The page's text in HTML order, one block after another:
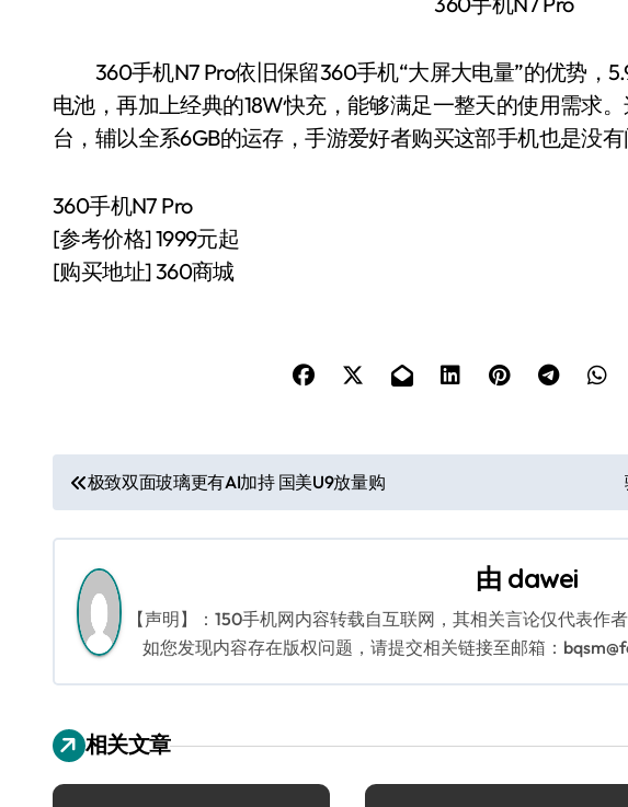
360手机N7 Pro依旧保留360手机“大屏大电量”的优势，
电池，再加上经典的18W快充，能够满足一整天的使用需求
台，辅以全系6GB的运存，手游爱好者购买这部手机也是没有
360手机N7 Pro
[参考价格] 1999元起
[购买地址] 360商城
文
章
导
航
极致双面玻璃更有AI加持 国美U9放量购
由 dawei
【声明】：150手机网内容转载自互联网，其相关言论仅代表作
如您发现内容存在版权问题，请提交相关链接至邮箱：
相关文章